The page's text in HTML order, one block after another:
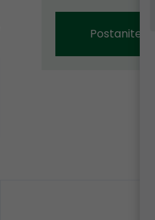
Postanite